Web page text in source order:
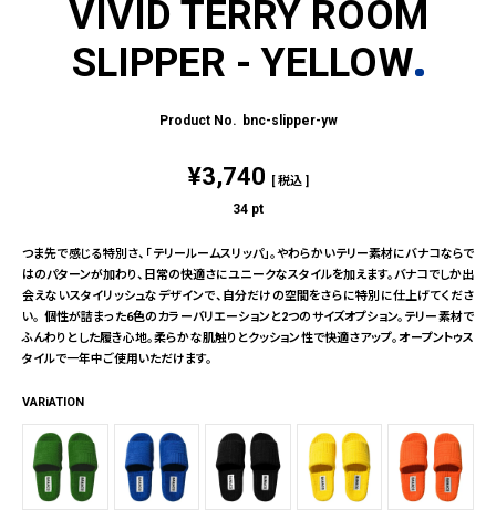
VIVID TERRY ROOM
SLIPPER - YELLOW
bnc-slipper-yw
¥3,740 税込
34 pt
つま先で感じる特別さ、「テリールームスリッパ」。やわらかいテリー素材にバナコならで
はのパターンが加わり、日常の快適さにユニークなスタイルを加えます。バナコでしか出
会えないスタイリッシュなデザインで、自分だけの空間をさらに特別に仕上げてくださ
い。 個性が詰まった6色のカラーバリエーションと2つのサイズオプション。テリー素材で
ふんわりとした履き心地。柔らかな肌触りとクッション性で快適さアップ。オープントゥス
タイルで一年中ご使用いただけます。
VARiATION